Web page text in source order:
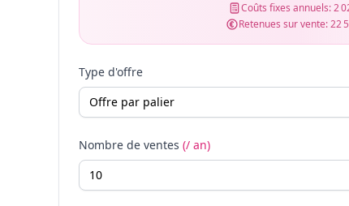
Coûts fixes annuels:2
Retenues sur vente:22
Type d'offre
Nombre de ventes (/ an)